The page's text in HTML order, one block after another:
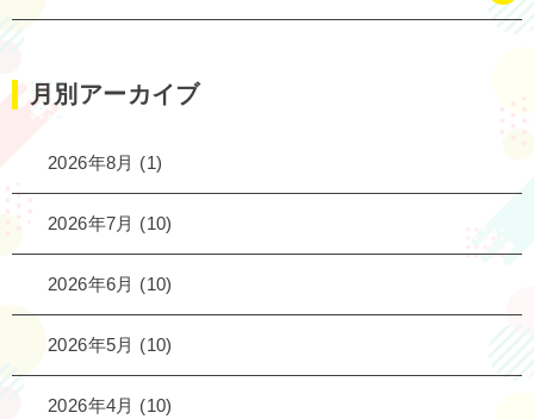
月別アーカイブ
2026年8月 (1)
2026年7月 (10)
2026年6月 (10)
2026年5月 (10)
2026年4月 (10)